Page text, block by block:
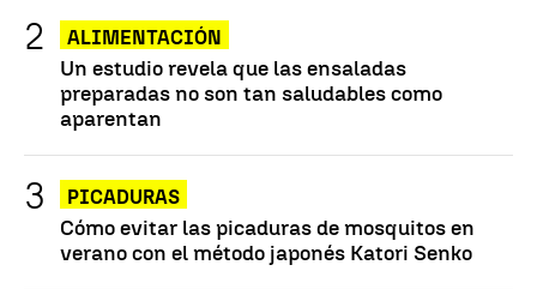
ALIMENTACIÓN
Un estudio revela que las ensaladas
preparadas no son tan saludables como
aparentan
PICADURAS
Cómo evitar las picaduras de mosquitos en
verano con el método japonés Katori Senko